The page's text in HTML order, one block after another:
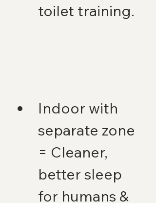
toilet training.
Indoor with
separate zone
= Cleaner,
better sleep
for humans &